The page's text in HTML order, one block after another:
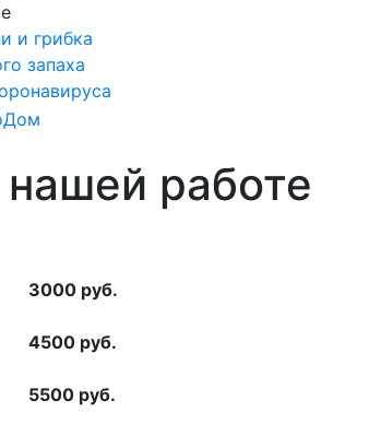
и грибка
запаха
3000 руб.
4500 руб.
5500 руб.
работе